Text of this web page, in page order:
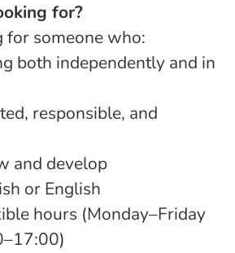
for?
for someone who:
both independently and in
responsible, and
and develop
or English
hours (Monday–Friday